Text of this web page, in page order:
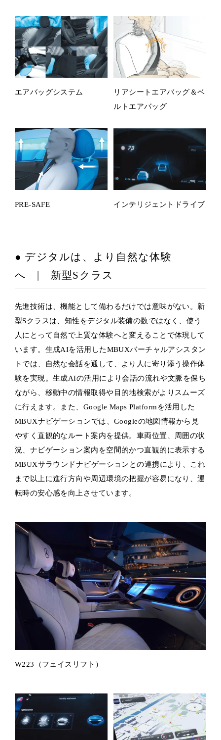
エアバッグシステム
リアシートエアバッグ＆ベ
ルトエアバッグ
PRE-SAFE インテリジェントドライブ
● デジタルは、より自然な体験
へ | 新型Sクラス
先進技術は、機能として備わるだけでは意味がない。新
型Sクラスは、知性をデジタル装備の数ではなく、使う
人にとって自然で上質な体験へと変えることで体現して
います。生成AIを活用したMBUXバーチャルアシスタン
トでは、自然な会話を通して、より人に寄り添う操作体
験を実現。生成AIの活用により会話の流れや文脈を保ち
ながら、移動中の情報取得や目的地検索がよりスムーズ
に行えます。また、Google Maps Platformを活用した
MBUXナビゲーションでは、Googleの地図情報から見
やすく直観的なルート案内を提供。車両位置、周囲の状
況、ナビゲーション案内を空間的かつ直観的に表示する
MBUXサラウンドナビゲーションとの連携により、これ
まで以上に進行方向や周辺環境の把握が容易になり、運
転時の安心感を向上させています。
W223（フェイスリフト）